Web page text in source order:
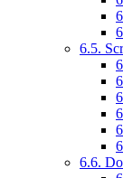
6.5.
6.6.